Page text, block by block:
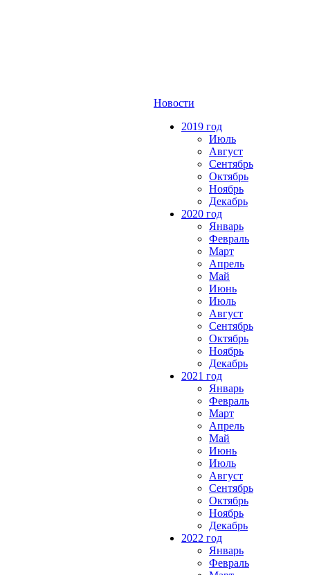
Новости
2019 год
Июль
Август
Сентябрь
Октябрь
Ноябрь
Декабрь
2020 год
Январь
Февраль
Март
Апрель
Май
Июнь
Июль
Август
Сентябрь
Октябрь
Ноябрь
Декабрь
2021 год
Январь
Февраль
Март
Апрель
Май
Июнь
Июль
Август
Сентябрь
Октябрь
Ноябрь
Декабрь
2022 год
Январь
Февраль